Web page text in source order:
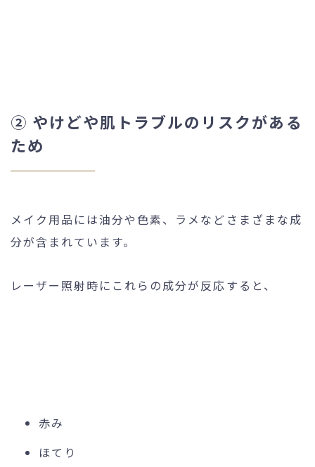
② やけどや肌トラブルのリスクがある
ため
メイク用品には油分や色素、ラメなどさまざまな成
分が含まれています。
レーザー照射時にこれらの成分が反応すると、
赤み
ほてり